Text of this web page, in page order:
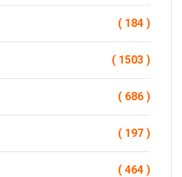
( 184 )
( 1503 )
( 686 )
( 197 )
( 464 )